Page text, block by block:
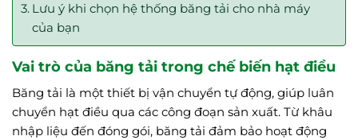
Lưu ý khi chọn hệ thống băng tải cho nhà máy
của bạn
Vai trò của băng tải trong chế biến hạt điều
Băng tải là một thiết bị vận chuyển tự động, giúp luân
chuyển hạt điều qua các công đoạn sản xuất. Từ khâu
nhập liệu đến đóng gói, băng tải đảm bảo hoạt động